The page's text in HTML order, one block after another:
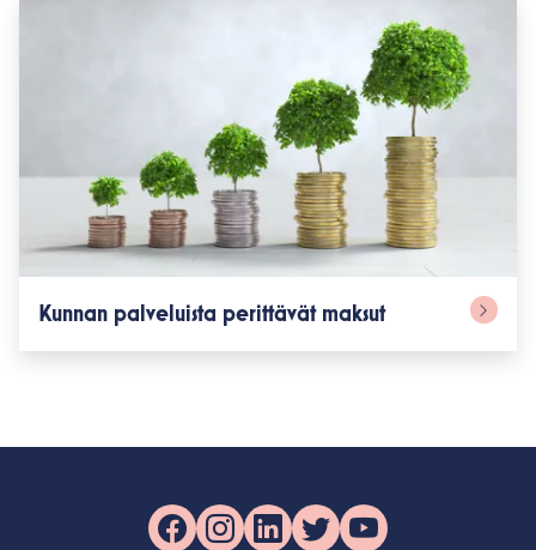
Kunnan palveluista perittävät maksut
Facebook
Instagram
LinkedIn
X YouTube